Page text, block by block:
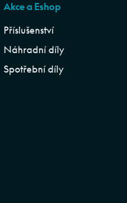
Akce a Eshop
Příslušenství
Náhradní díly
Spotřební díly